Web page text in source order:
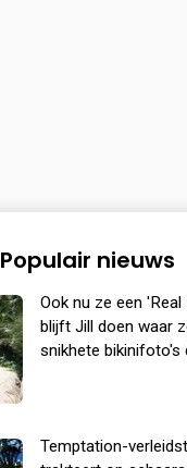
Populair nieuws
Ook nu ze een
blijft Jill doen waar
snikhete bikinifoto's
Temptation-